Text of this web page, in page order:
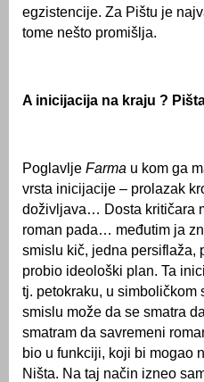
egzistencije. Za Pištu je
tome nešto promišlja.
A inicijacija na kraju ?
Poglavlje Farma u kom ga
vrsta inicijacije – prolazak
doživljava… Dosta kritičara
roman pada… međutim ja
smislu kič, jedna
probio ideološki plan. Ta
tj. petokraku, u simboličkom
smislu može da se smatra
smatram da savremeni
bio u funkciji, koji bi mogao
Ništa. Na taj način izneo